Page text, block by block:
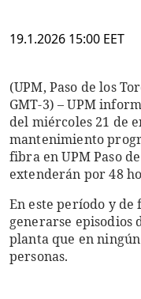
19.1.2026 15:00 EET
(UPM, Paso de los
GMT-3) – UPM
del miércoles 21 de
mantenimiento
fibra en UPM Paso
extenderán por 48
En este período y
generarse episodios
planta que en
personas.